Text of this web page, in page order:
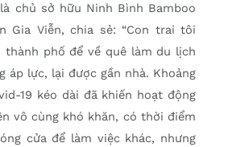
chủ sở hữu Ninh Bình Bamboo
Gia Viễn, chia sẻ: “Con trai tôi
thành phố để về quê làm du lịch
áp lực, lại được gần nhà. Khoảng
19 kéo dài đã khiến hoạt động
vô cùng khó khăn, có thời điểm
cửa để làm việc khác, nhưng